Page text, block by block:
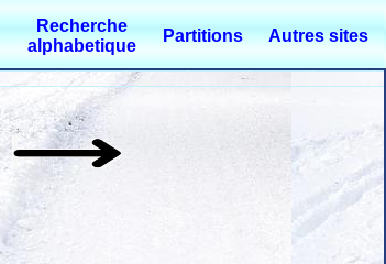
Recherche
alphabetique
Partitions Autres sites